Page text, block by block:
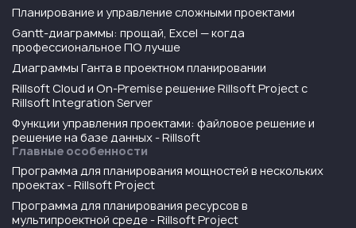
Планирование и управление сложными проектами
Gantt-диаграммы: прощай, Excel — когда
профессиональное ПО лучше
Диаграммы Ганта в проектном планировании
Rillsoft Cloud и On-Premise решение Rillsoft Project с
Rillsoft Integration Server
Функции управления проектами: файловое решение и
решение на базе данных - Rillsoft
Главные особенности
Программа для планирования мощностей в нескольких
проектах - Rillsoft Project
Программа для планирования ресурсов в
мультипроектной среде - Rillsoft Project